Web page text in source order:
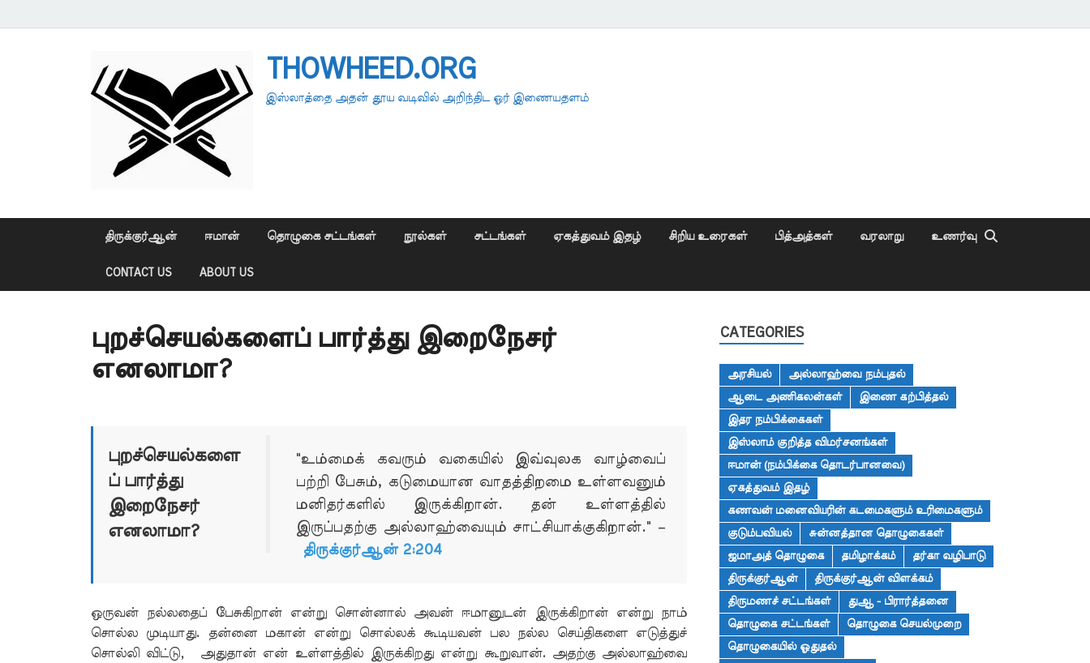
THOWHEED.ORG
இஸ்லாத்தை அதன் தூய வடிவில் அறிந்திட ஓர் இணையதளம்
திருக்குர்ஆன் ஈமான் தொழுகை சட்டங்கள் நூல்கள் சட்டங்கள் ஏகத்துவம் இதழ் சிறிய உரைகள் பித்அத்கள் வரலாறு உணர்வு
CONTACT US ABOUT US
புறச்செயல்களைப் பார்த்து இறைநேசர்
எனலாமா?
புறச்செயல்களை
ப் பார்த்து
இறைநேசர்
எனலாமா?
"உம்மைக் கவரும் வகையில் இவ்வுலக வாழ்வைப்
பற்றி பேசும், கடுமையான வாதத்திறமை உள்ளவனும்
மனிதர்களில் இருக்கிறான். தன் உள்ளத்தில்
இருப்பதற்கு அல்லாஹ்வையும் சாட்சியாக்குகிறான்." –
திருக்குர்ஆன் 2:204
ஒருவன் நல்லதைப் பேசுகிறான் என்று சொன்னால் அவன் ஈமானுடன் இருக்கிறான் என்று நாம்
சொல்ல முடியாது. தன்னை மகான் என்று சொல்லக் கூடியவன் பல நல்ல செய்திகளை எடுத்துச்
சொல்லி விட்டு, அதுதான் என் உள்ளத்தில் இருக்கிறது என்று கூறுவான். அதற்கு அல்லாஹ்வை
CATEGORIES
அரசியல்
அல்லாஹ்வை நம்புதல்
ஆடை அணிகலன்கள்
இணை கற்பித்தல்
இதர நம்பிக்கைகள்
இஸ்லாம் குறித்த விமர்சனங்கள்
ஈமான் (நம்பிக்கை தொடர்பானவை)
ஏகத்துவம் இதழ்
கணவன் மனைவியரின் கடமைகளும் உரிமைகளும்
குடும்பவியல்
சுன்னத்தான தொழுகைகள்
ஜமாஅத் தொழுகை
தமிழாக்கம்
தர்கா வழிபாடு
திருக்குர்ஆன்
திருக்குர்ஆன் விளக்கம்
திருமணச் சட்டங்கள்
துஆ - பிரார்த்தனை
தொழுகை சட்டங்கள்
தொழுகை செயல்முறை
தொழுகையில் ஓதுதல்